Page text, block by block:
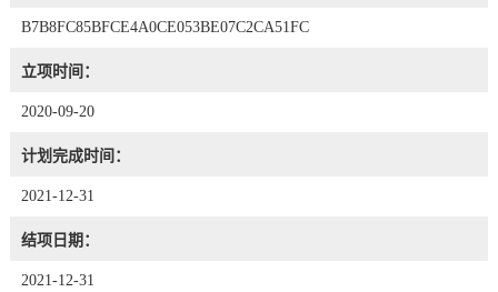
B7B8FC85BFCE4A0CE053BE07C2CA51FC
立项时间：
2020-09-20
计划完成时间：
2021-12-31
结项日期：
2021-12-31